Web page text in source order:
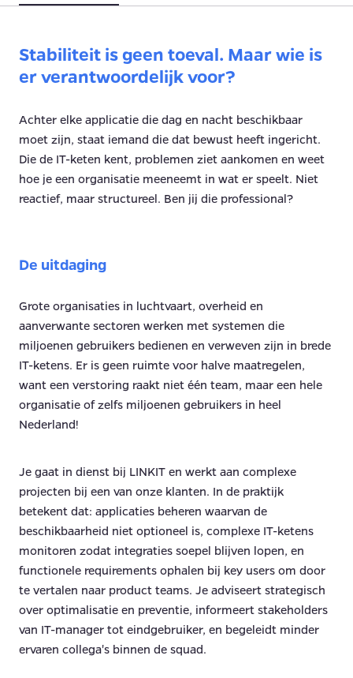
Stabiliteit is geen toeval. Maar wie is
er verantwoordelijk voor?
Achter elke applicatie die dag en nacht beschikbaar
moet zijn, staat iemand die dat bewust heeft ingericht.
Die de IT-keten kent, problemen ziet aankomen en weet
hoe je een organisatie meeneemt in wat er speelt. Niet
reactief, maar structureel. Ben jij die professional?
De uitdaging
Grote organisaties in luchtvaart, overheid en
aanverwante sectoren werken met systemen die
miljoenen gebruikers bedienen en verweven zijn in brede
IT-ketens. Er is geen ruimte voor halve maatregelen,
want een verstoring raakt niet één team, maar een hele
organisatie of zelfs miljoenen gebruikers in heel
Nederland!
Je gaat in dienst bij LINKIT en werkt aan complexe
projecten bij een van onze klanten. In de praktijk
betekent dat: applicaties beheren waarvan de
beschikbaarheid niet optioneel is, complexe IT-ketens
monitoren zodat integraties soepel blijven lopen, en
functionele requirements ophalen bij key users om door
te vertalen naar product teams. Je adviseert strategisch
over optimalisatie en preventie, informeert stakeholders
van IT-manager tot eindgebruiker, en begeleidt minder
ervaren collega's binnen de squad.